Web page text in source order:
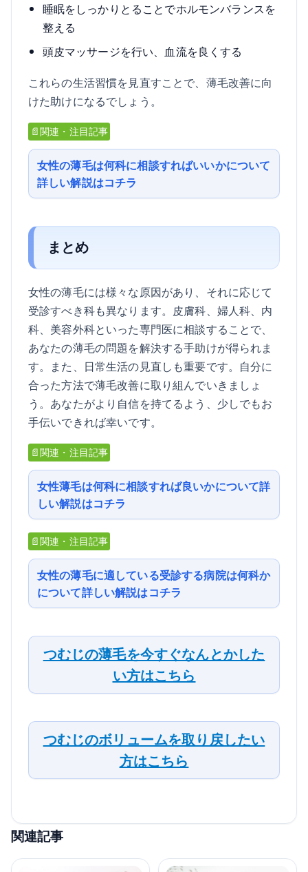
睡眠をしっかりとることでホルモンバランスを
整える
頭皮マッサージを行い、血流を良くする
これらの生活習慣を見直すことで、薄毛改善に向
けた助けになるでしょう。
📄関連・注目記事
女性の薄毛は何科に相談すればいいかについて
詳しい解説はコチラ
まとめ
女性の薄毛には様々な原因があり、それに応じて
受診すべき科も異なります。皮膚科、婦人科、内
科、美容外科といった専門医に相談することで、
あなたの薄毛の問題を解決する手助けが得られま
す。また、日常生活の見直しも重要です。自分に
合った方法で薄毛改善に取り組んでいきましょ
う。あなたがより自信を持てるよう、少しでもお
手伝いできれば幸いです。
📄関連・注目記事
女性薄毛は何科に相談すれば良いかについて詳
しい解説はコチラ
📄関連・注目記事
女性の薄毛に適している受診する病院は何科か
について詳しい解説はコチラ
つむじの薄毛を今すぐなんとかした
い方はこちら
つむじのボリュームを取り戻したい
方はこちら
関連記事